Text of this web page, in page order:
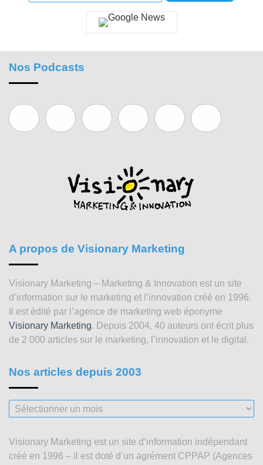
Nos Podcasts
A propos de Visionary Marketing
Visionary Marketing – Marketing & Innovation est un site
d’information sur le marketing et l’innovation créé en 1996.
Il est édité par l’agence de marketing web éponyme
Visionary Marketing. Depuis 2004, 40 auteurs ont écrit plus
de 2 000 articles sur le marketing, l’innovation et le digital.
Nos articles depuis 2003
Nos
articles
2003
Visionary Marketing est un site d’information indépendant
créé en 1996 – il est doté d’un agrément CPPAP (Agences